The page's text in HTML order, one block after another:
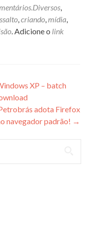
,
,criando,mídia,
. Adicione o link
XP – batch
adota Firefox
navegador padrão! →